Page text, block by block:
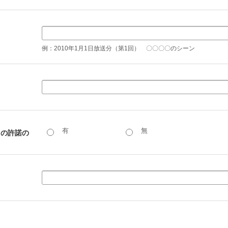
例：2010年1月1日放送分（第1回） 〇〇〇〇のシーン
許諾の
有 無